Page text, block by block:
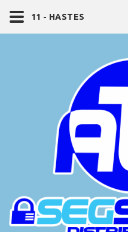
11 - HASTES